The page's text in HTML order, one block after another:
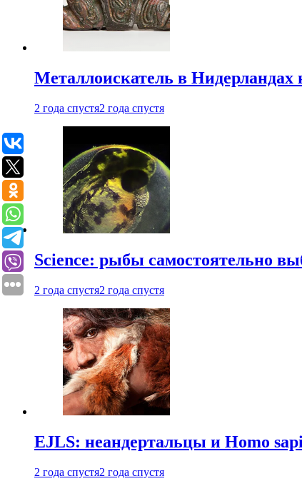
Металлоискатель в
2 года спустя2 года спустя
Science: рыбы самостоятельно
2 года спустя2 года спустя
EJLS: неандертальцы и Homo
2 года спустя2 года спустя